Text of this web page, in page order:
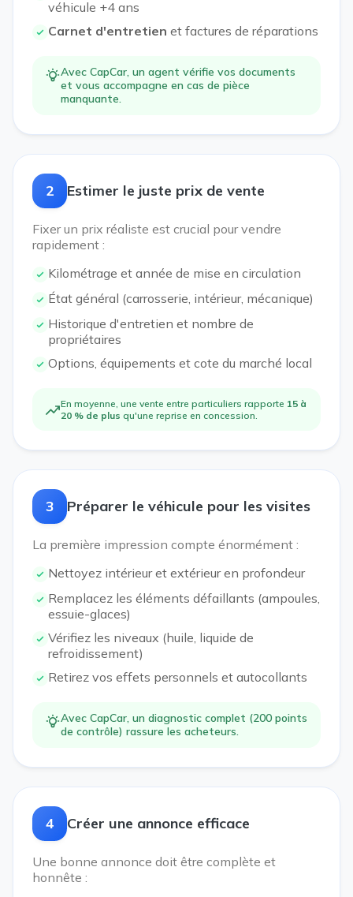
véhicule +4 ans
Carnet d'entretien et factures de réparations
Avec CapCar, un agent vérifie vos documents
et vous accompagne en cas de pièce
manquante.
2 Estimer le juste prix de vente
Fixer un prix réaliste est crucial pour vendre
rapidement :
Kilométrage et année de mise en circulation
État général (carrosserie, intérieur, mécanique)
Historique d'entretien et nombre de
propriétaires
Options, équipements et cote du marché local
En moyenne, une vente entre particuliers rapporte 15 à
20 % de plus qu'une reprise en concession.
3 Préparer le véhicule pour les visites
La première impression compte énormément :
Nettoyez intérieur et extérieur en profondeur
Remplacez les éléments défaillants (ampoules,
essuie-glaces)
Vérifiez les niveaux (huile, liquide de
refroidissement)
Retirez vos effets personnels et autocollants
Avec CapCar, un diagnostic complet (200 points
de contrôle) rassure les acheteurs.
4 Créer une annonce efficace
Une bonne annonce doit être complète et
honnête :